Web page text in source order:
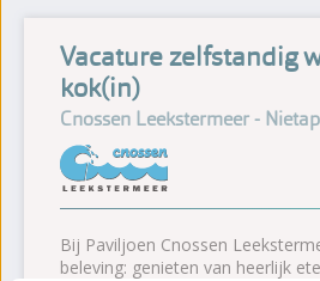
Vacature zelfstandig
kok(in)
Cnossen Leekstermeer - Nietap
Bij Paviljoen Cnossen
beleving: genieten van heerlijk